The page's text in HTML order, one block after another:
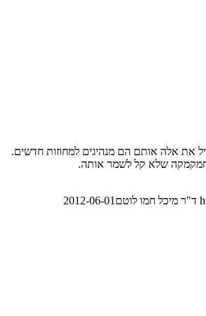
את אלה אותם הם מנהיגים למחוזות חדשים.
חמקמקה שלא קל לשמר אותה.
ד"ר מיכל חמו לוטם 2012-06-01